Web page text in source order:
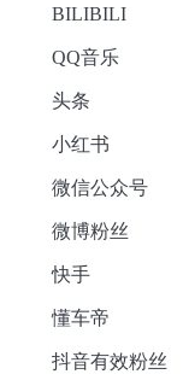
BILIBILI
QQ音乐
头条
小红书
微信公众号
微博粉丝
快手
懂车帝
抖音有效粉丝